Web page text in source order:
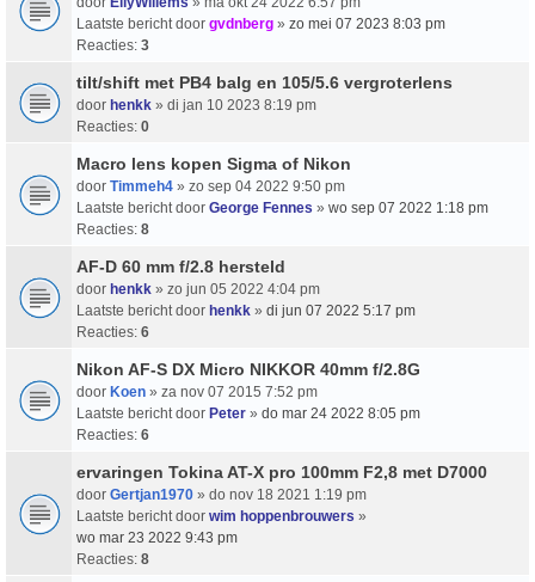
Laatste bericht door gvdnberg » zo mei 07 2023 8:03 pm
Reacties: 3
tilt/shift met PB4 balg en 105/5.6 vergroterlens
door henkk » di jan 10 2023 8:19 pm
Reacties: 0
Macro lens kopen Sigma of Nikon
door Timmeh4 » zo sep 04 2022 9:50 pm
Laatste bericht door George Fennes » wo sep 07 2022 1:18 pm
Reacties: 8
AF-D 60 mm f/2.8 hersteld
door henkk » zo jun 05 2022 4:04 pm
Laatste bericht door henkk » di jun 07 2022 5:17 pm
Reacties: 6
Nikon AF-S DX Micro NIKKOR 40mm f/2.8G
door Koen » za nov 07 2015 7:52 pm
Laatste bericht door Peter » do mar 24 2022 8:05 pm
Reacties: 6
ervaringen Tokina AT-X pro 100mm F2,8 met D7000
door Gertjan1970 » do nov 18 2021 1:19 pm
Laatste bericht door wim hoppenbrouwers »
wo mar 23 2022 9:43 pm
Reacties: 8